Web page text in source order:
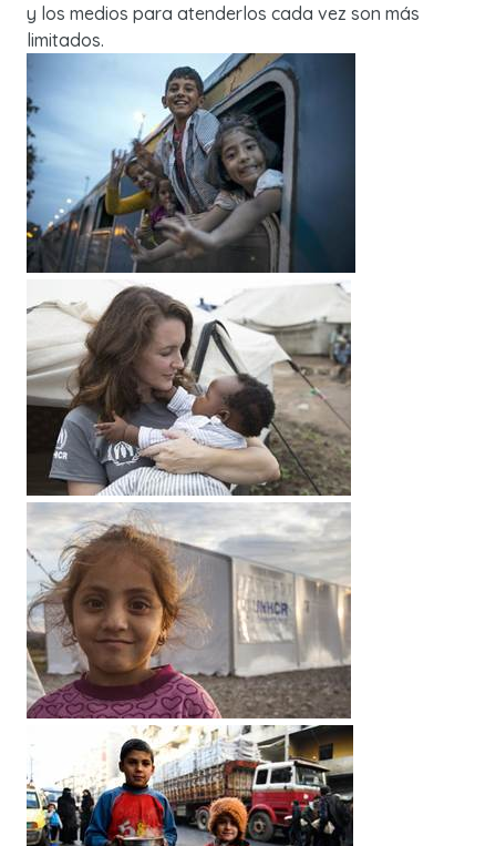
y los medios para atenderlos cada vez son más
limitados.